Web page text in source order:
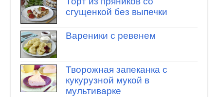
сгущенкой без выпечки
Вареники с ревенем
Творожная запеканка с
кукурузной мукой в
мультиварке